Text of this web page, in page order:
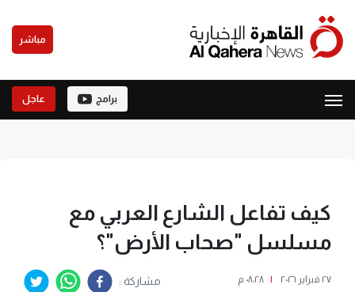
مباشر
برامج عاجل
كيف تفاعل الشارع العربي مع
مسلسل "صحاب الأرض"؟
٢٧ فبراير ٢٠٢٦ | ٠٨:٢٨ م مشاركة :